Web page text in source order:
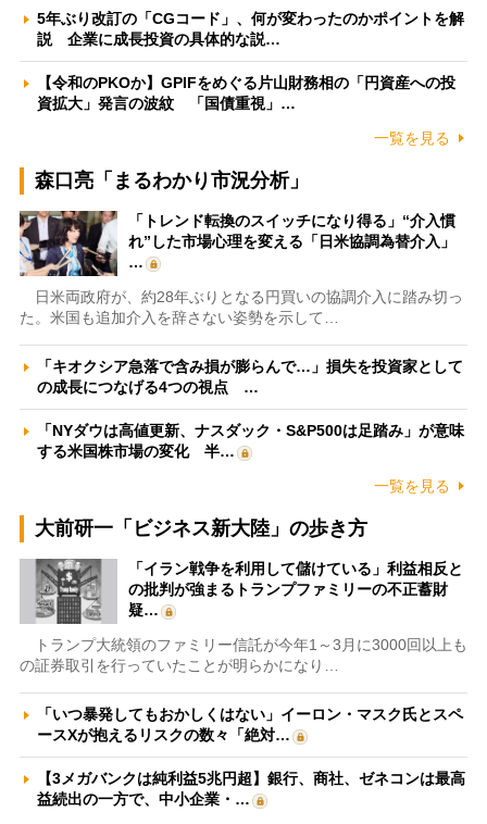
5年ぶり改訂の「CGコード」、何が変わったのかポイントを解
説 企業に成長投資の具体的な説…
【令和のPKOか】GPIFをめぐる片山財務相の「円資産への投
資拡大」発言の波紋 「国債重視」…
一覧を見る
森口亮「まるわかり市況分析」
「トレンド転換のスイッチになり得る」“介入慣
れ”した市場心理を変える「日米協調為替介入」
…
日米両政府が、約28年ぶりとなる円買いの協調介入に踏み切っ
た。米国も追加介入を辞さない姿勢を示して…
「キオクシア急落で含み損が膨らんで…」損失を投資家として
の成長につなげる4つの視点 …
「NYダウは高値更新、ナスダック・S&P500は足踏み」が意味
する米国株市場の変化 半…
一覧を見る
大前研一「ビジネス新大陸」の歩き方
「イラン戦争を利用して儲けている」利益相反と
の批判が強まるトランプファミリーの不正蓄財
疑…
トランプ大統領のファミリー信託が今年1～3月に3000回以上も
の証券取引を行っていたことが明らかになり…
「いつ暴発してもおかしくはない」イーロン・マスク氏とスペ
ースXが抱えるリスクの数々「絶対…
【3メガバンクは純利益5兆円超】銀行、商社、ゼネコンは最高
益続出の一方で、中小企業・…